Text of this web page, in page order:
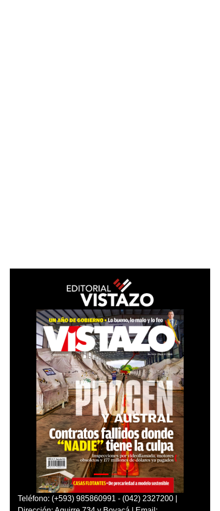
Teléfono: (+593) 985860991 - (042) 2327200 |